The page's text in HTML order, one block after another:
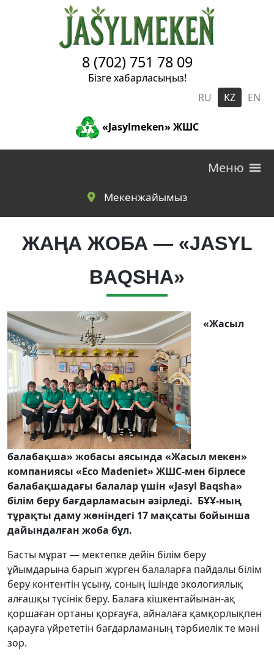
Skip to main content
8 (702) 751 78 09
Бізге хабарласыңыз!
RU
KZ EN
«Jasylmeken» ЖШС
Меню
Мекенжайымыз
ЖАҢА ЖОБА — «JASYL
BAQSHA»
«Жасыл
балабақша» жобасы аясында «Жасыл мекен»
компаниясы «Eco Madeniet» ЖШС-мен бірлесе
балабақшадағы балалар үшін «Jasyl Baqsha»
білім беру бағдарламасын әзірледі. БҰҰ-ның
тұрақты даму жөніндегі 17 мақсаты бойынша
дайындалған жоба бұл.
Басты мұрат — мектепке дейін білім беру
ұйымдарына барып жүрген балаларға пайдалы білім
беру контентін ұсыну, соның ішінде экологиялық
алғашқы түсінік беру. Балаға кішкентайынан-ақ
қоршаған ортаны қорғауға, айналаға қамқорлықпен
қарауға үйрететін бағдарламаның тәрбиелік те мәні
зор.